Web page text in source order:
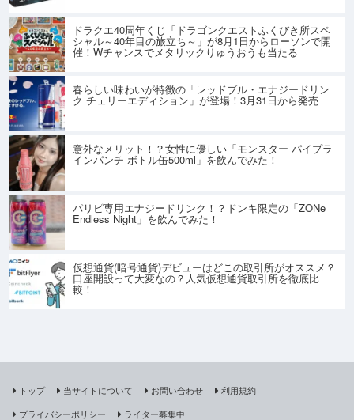
ドラクエ40周年くじ「ドラゴンクエストふくびき所スペ
シャル～40年目の旅立ち～」が8月1日からローソンで開
催！Wチャンスでメタリックりゅうおうも当たる
春らしい味わいが特徴の「レッドブル・エナジードリン
ク チェリーエディション」が登場！3月31日から発売
意外なメリット！？女性に優しい「モンスター パイプラ
インパンチ ボトル缶500ml」を飲んでみた！
パリピ専用エナジードリンク！？ドンキ限定の「ZONe
Endless Night」を飲んでみた！
仮想通貨(暗号通貨)デビューはどこの取引所がオススメ？
口座開設って大変なの？人気仮想通貨取引所を徹底比
較！
トップ 当サイトについて お問い合わせ
利用規約
プライバシーポリシー
ライター募集中